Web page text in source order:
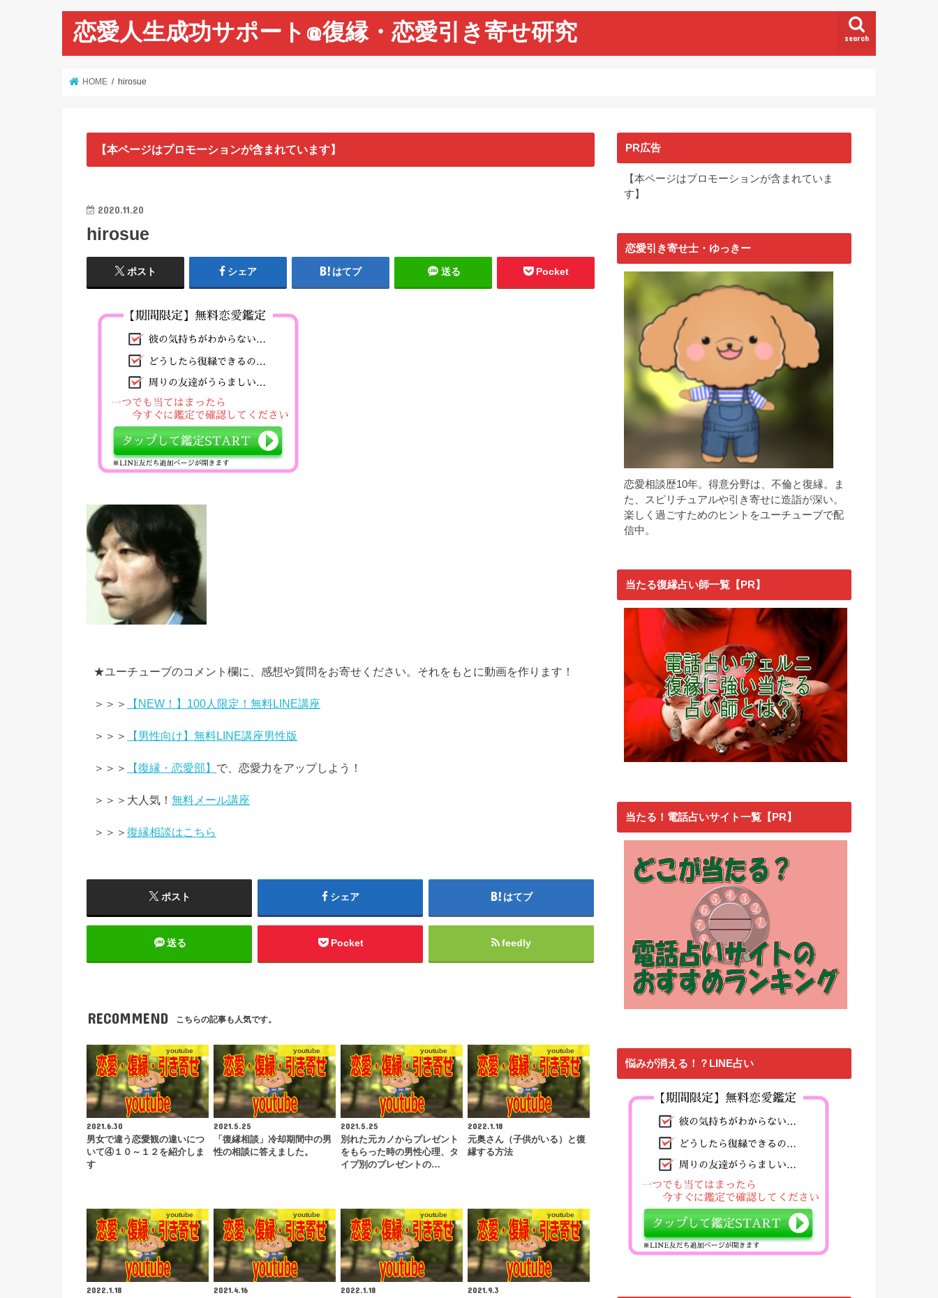
恋愛人生成功サポート@復縁・恋愛引き寄せ研究 search
HOME hirosue
【本ページはプロモーションが含まれています】
2020.11.20
hirosue
ポスト シェア はてブ 送る Pocket
★ユーチューブのコメント欄に、感想や質問をお寄せください。それをもとに動画を作ります！
＞＞＞ 【NEW！】100人限定！無料LINE講座
＞＞＞ 【男性向け】無料LINE講座男性版
＞＞＞ 【復縁・恋愛部】 で、恋愛力をアップしよう！
＞＞＞大人気！ 無料メール講座
＞＞＞ 復縁相談はこちら
ポスト シェア はてブ
送る Pocket feedly
RECOMMEND こちらの記事も人気です。
youtube
2021.6.30
男女で違う恋愛観の違いにつ
いて④１０～１２を紹介しま
す
youtube
2021.5.25
「復縁相談」冷却期間中の男
性の相談に答えました。
youtube
2021.5.25
別れた元カノからプレゼント
をもらった時の男性心理、タ
イプ別のプレゼントの…
youtube
2022.1.18
元奥さん（子供がいる）と復
縁する方法
youtube
2022.1.18
youtube
2021.4.16
youtube
2022.1.18
youtube
2021.9.3
PR広告
【本ページはプロモーションが含まれていま
す】
恋愛引き寄せ士・ゆっきー
恋愛相談歴10年。得意分野は、不倫と復縁。ま
た、スピリチュアルや引き寄せに造詣が深い。
楽しく過ごすためのヒントをユーチューブで配
信中。
当たる復縁占い師一覧【PR】
当たる！電話占いサイト一覧【PR】
悩みが消える！？LINE占い